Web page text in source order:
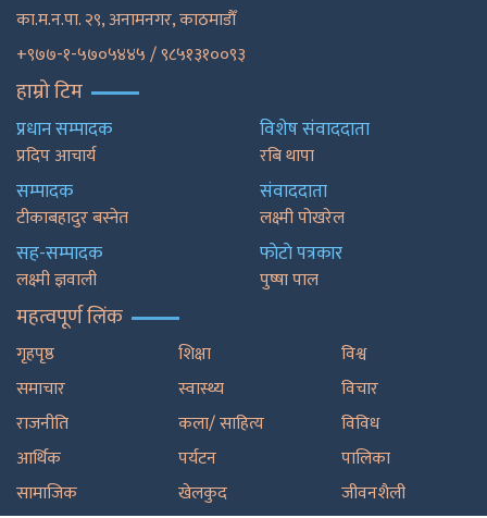
का.म.न.पा. २९, अनामनगर, काठमाडाैँ
+९७७-१-५७०५४४५ / ९८५१३१००९३
हाम्रो टिम
प्रधान सम्पादक
प्रदिप आचार्य
सम्पादक
टीकाबहादुर बस्नेत
सह-सम्पादक
लक्ष्मी ज्ञवाली
विशेष संवाददाता
रबि थापा
संवाददाता
लक्ष्मी पोखरेल
फाेटाे पत्रकार
पुष्षा पाल
महत्वपूर्ण लिंक
गृहपृष्ठ
समाचार
राजनीति
आर्थिक
सामाजिक
शिक्षा
स्वास्थ्य
कला/ साहित्य
पर्यटन
खेलकुद
विश्व
विचार
विविध
पालिका
जीवनशैली